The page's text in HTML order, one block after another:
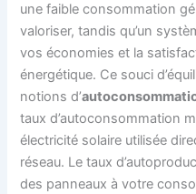
une faible consommation
valoriser, tandis qu’un
vos économies et la
énergétique. Ce souci
notions d’
taux d’autoconsommation
électricité solaire utilisée
réseau. Le taux
des panneaux à votre